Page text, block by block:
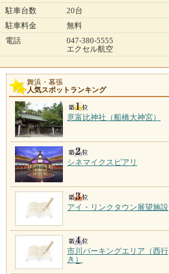
駐車台数
20台
駐車料金
無料
電話
047-380-5555
エクセル航空
舞浜・幕張
人気スポットランキング
意富比神社（船橋大神宮）
シネマイクスピアリ
アイ・リンクタウン展望施設
市川パーキングエリア（西行
き）